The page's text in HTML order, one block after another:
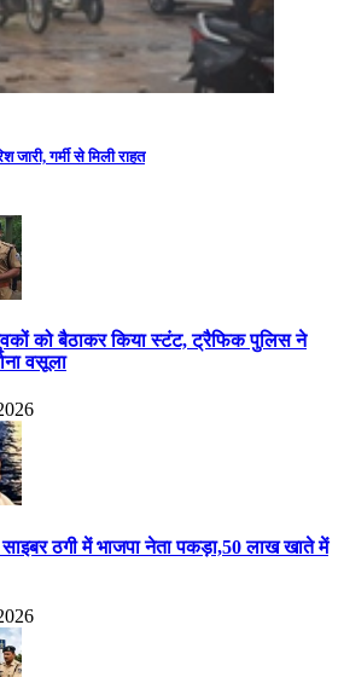
जारी, गर्मी से मिली राहत
को बैठाकर किया स्टंट, ट्रैफिक पुलिस ने
वसूला
ठगी में भाजपा नेता पकड़ा,50 लाख खाते में